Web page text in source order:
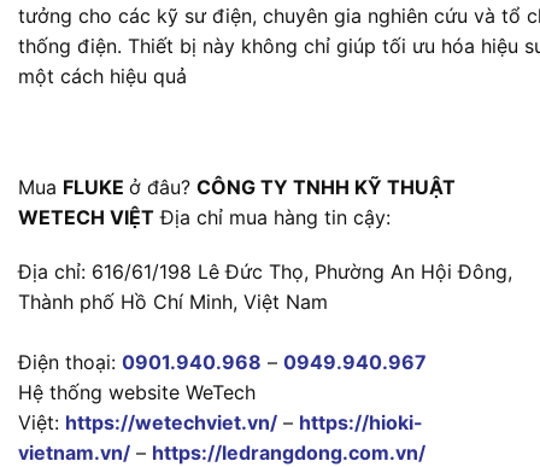
tưởng cho các kỹ sư điện, chuyên gia nghiên cứu và tổ
thống điện. Thiết bị này không chỉ giúp tối ưu hóa hiệu
một cách hiệu quả
Mua FLUKE ở đâu? CÔNG TY TNHH KỸ THUẬT
WETECH VIỆT Địa chỉ mua hàng tin cậy:
Địa chỉ: 616/61/198 Lê Đức Thọ, Phường An Hội Đông,
Thành phố Hồ Chí Minh, Việt Nam
Điện thoại: 0901.940.968 – 0949.940.967
Hệ thống website WeTech
Việt: https://wetechviet.vn/ – https://hioki-
vietnam.vn/ – https://ledrangdong.com.vn/